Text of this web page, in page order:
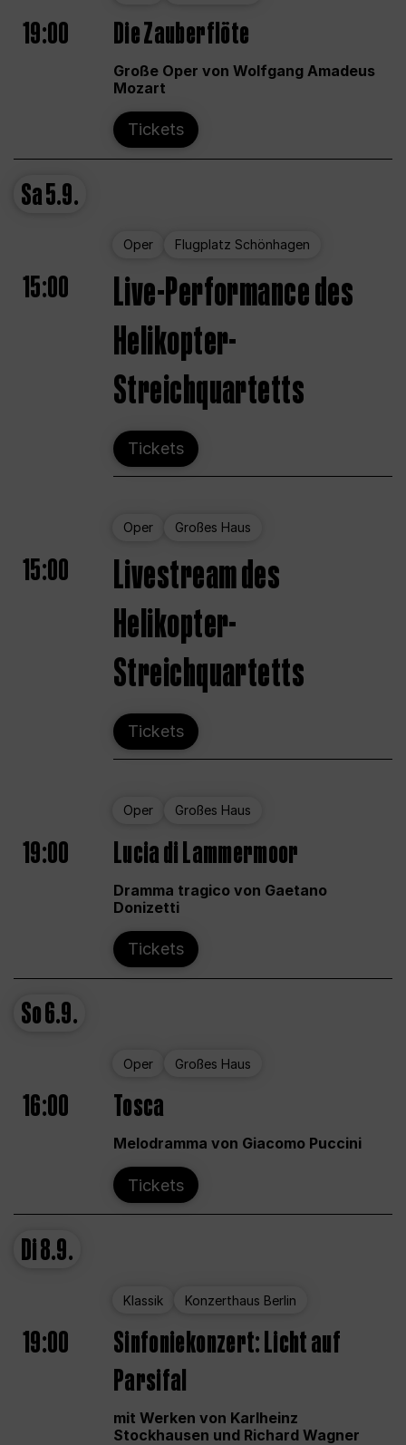
19:00 Die Zauberflöte
Große Oper von Wolfgang Amadeus
Mozart
Tickets
Sa5.9.
Oper Flugplatz Schönhagen
15:00
Live-Performance des
Helikopter-
Streichquartetts
Tickets
Oper Großes Haus
15:00
Livestream des
Helikopter-
Streichquartetts
Tickets
Oper Großes Haus
19:00 Lucia di Lammermoor
Dramma tragico von Gaetano
Donizetti
Tickets
So6.9.
Oper Großes Haus
16:00 Tosca
Melodramma von Giacomo Puccini
Tickets
Di8.9.
Klassik Konzerthaus Berlin
19:00
Sinfoniekonzert: Licht auf
Parsifal
mit Werken von Karlheinz
Stockhausen und Richard Wagner